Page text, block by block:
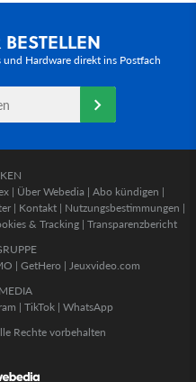
Hardware direkt ins Postfach
| Über Webedia | Abo kündigen |
| Kontakt | Nutzungsbestimmungen |
& Tracking | Transparenzbericht
| GetHero | Jeuxvideo.com
| TikTok | WhatsApp
Rechte vorbehalten